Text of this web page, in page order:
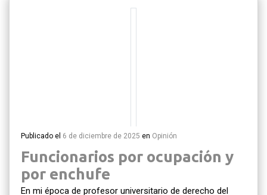
Publicado el 6 de diciembre de 2025 en Opinión
Funcionarios por ocupación y
por enchufe
En mi época de profesor universitario de derecho del